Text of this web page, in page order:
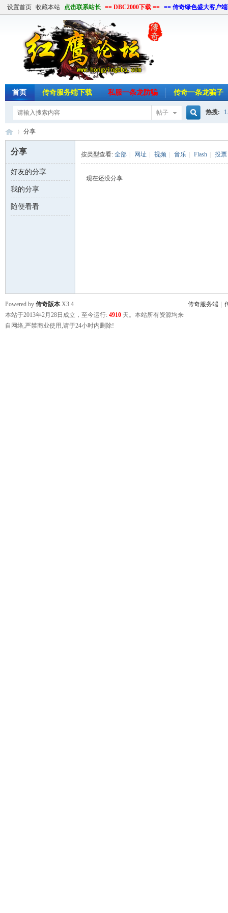
设置首页 收藏本站 点击联系站长 == DBC2000下载 == == 传奇绿色盛大客户
首页 传奇服务端下载 私服一条龙防骗 传奇一条龙骗子
帖子 热搜:
红 ›
分享
分享
好友的分享
我的分享
随便看看
按类型查看: 全部 网址 视频 音乐 Flash 投票
现在还没分享
传奇服务端
Powered by 传奇版本 X3.4
本站于2013年2月28日成立，至今运行: 4910 天。本站所有资源均来
自网络,严禁商业使用,请于24小时内删除!